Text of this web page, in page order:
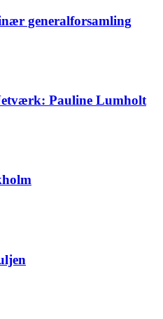
generalforsamling
Pauline Lumholt